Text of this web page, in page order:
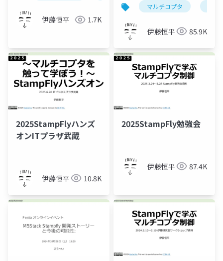
伊藤恒平 1.7K
マルチコプタ
伊藤恒平 85.9K
2025StampFlyハンズ
オンITプラザ武蔵
伊藤恒平 10.8K
2025StampFly勉強会
伊藤恒平 87.4K